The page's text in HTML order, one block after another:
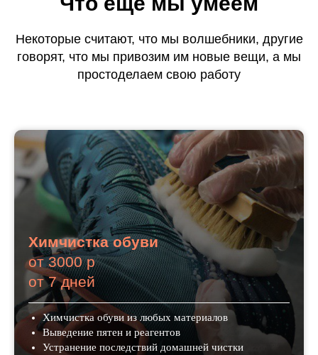
Некоторые считают, что мы волшебники, другие
говорят, что мы привозим им новые вещи, а мы
простоделаем свою работу
Химчистка обуви
от 3000 р
от 7 дней
Химчистка обуви из любых материалов
Выведение пятен и реагентов
Устранение последствий домашней чистки